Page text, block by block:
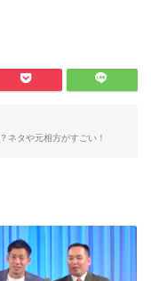
ネタや元相方がすごい！